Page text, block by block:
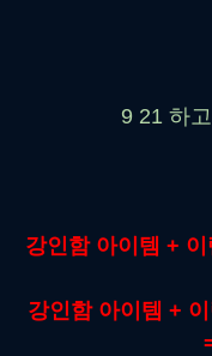
9 21 하
강인함 아이템 +
강인함 아이템 +